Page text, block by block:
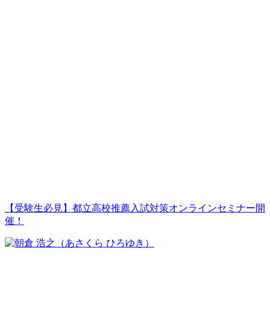
【受験生必見】都立高校推薦入試対策オンラインセミナー開
催！